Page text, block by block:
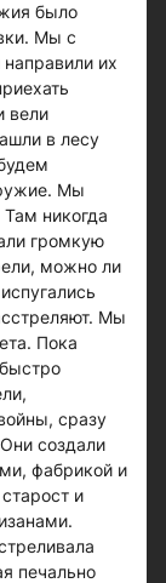
было
Мы с
их
вели
в лесу
Мы
никогда
громкую
можно ли
Мы
Пока
сразу
создали
фабрикой и
и
печально